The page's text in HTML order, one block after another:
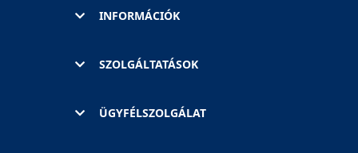
INFORMÁCIÓK
SZOLGÁLTATÁSOK
ÜGYFÉLSZOLGÁLAT